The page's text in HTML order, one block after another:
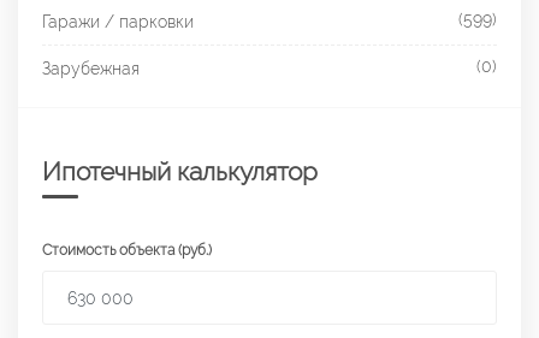
Гаражи / парковки (599)
Зарубежная (0)
Ипотечный калькулятор
Стоимость объекта (руб.)